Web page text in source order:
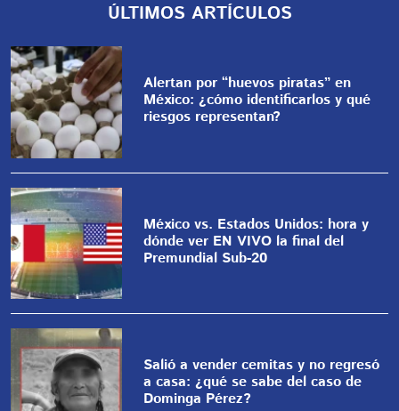
ÚLTIMOS ARTÍCULOS
Alertan por “huevos piratas” en
México: ¿cómo identificarlos y qué
riesgos representan?
México vs. Estados Unidos: hora y
dónde ver EN VIVO la final del
Premundial Sub-20
Salió a vender cemitas y no regresó
a casa: ¿qué se sabe del caso de
Dominga Pérez?